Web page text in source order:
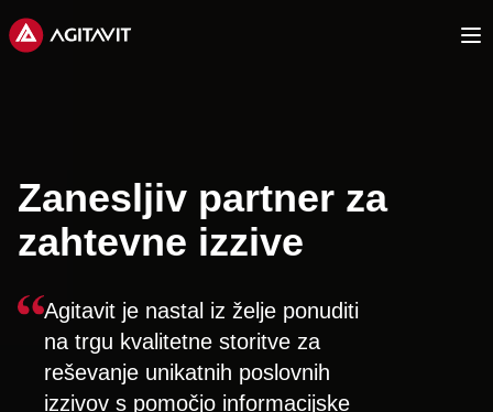
Agitavit
Zanesljiv partner za
zahtevne izzive
Agitavit je nastal iz želje ponuditi
na trgu kvalitetne storitve za
reševanje unikatnih poslovnih
izzivov s pomočjo informacijske